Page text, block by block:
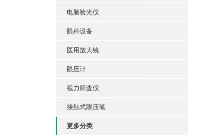
电脑验光仪
眼科设备
医用放大镜
眼压计
视力筛查仪
接触式眼压笔
更多分类